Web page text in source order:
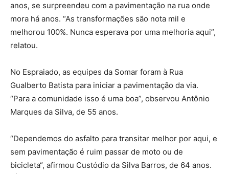
anos, se surpreendeu com a pavimentação na rua onde
mora há anos. “As transformações são nota mil e
melhorou 100%. Nunca esperava por uma melhoria aqui”,
relatou.
No Espraiado, as equipes da Somar foram à Rua
Gualberto Batista para iniciar a pavimentação da via.
“Para a comunidade isso é uma boa”, observou Antônio
Marques da Silva, de 55 anos.
“Dependemos do asfalto para transitar melhor por aqui, e
sem pavimentação é ruim passar de moto ou de
bicicleta“, afirmou Custódio da Silva Barros, de 64 anos.